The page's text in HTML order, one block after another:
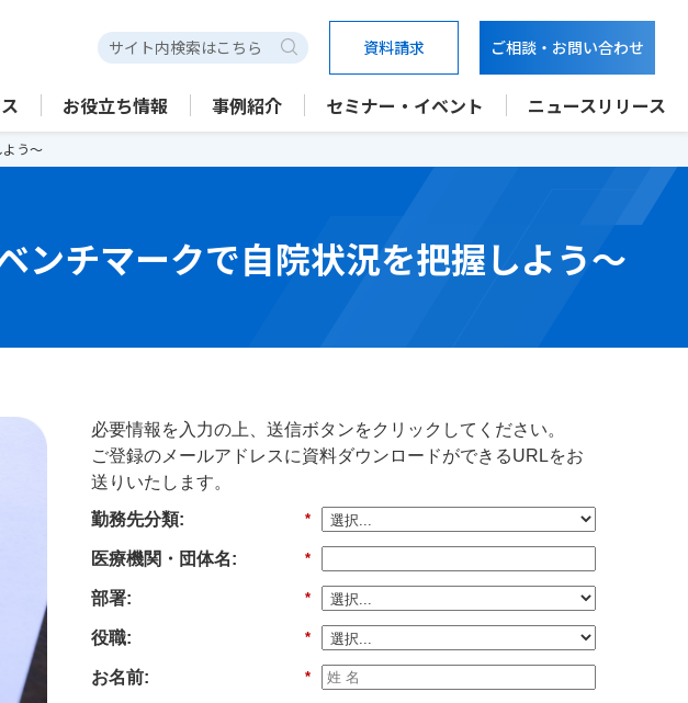
お役立ち情報 事例紹介 セミナー・イベント ニュースリリース
検索 資料請求 ご相談・お問い合わせ
う～
ンチマークで自院状況を把握しよう～
必要情報を入力の上、送信ボタンをクリックしてください。
ご登録のメールアドレスに資料ダウンロードができるURLをお
送りいたします。
*
勤務先分類:
*
医療機関・団体名:
*
部署:
*
役職:
*
お名前: